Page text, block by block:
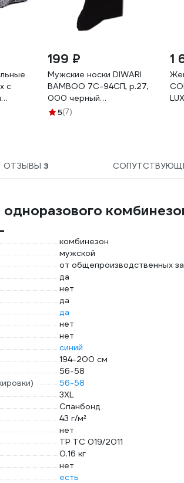
c
43
199 ₽
Мужские носки DIWARI
BAMBOO 7С-94СП, р.27,
000 черный
1001330110030012000
5(7)
1
ОТЗЫВЫ 3
комбинезон
мужской
от общепроизводственных
да
нет
да
да
нет
нет
синий
194-200 см
56-58
56-58
3XL
Спанбонд
43 г/м²
нет
ТР ТС 019/2011
0.16 кг
нет
есть